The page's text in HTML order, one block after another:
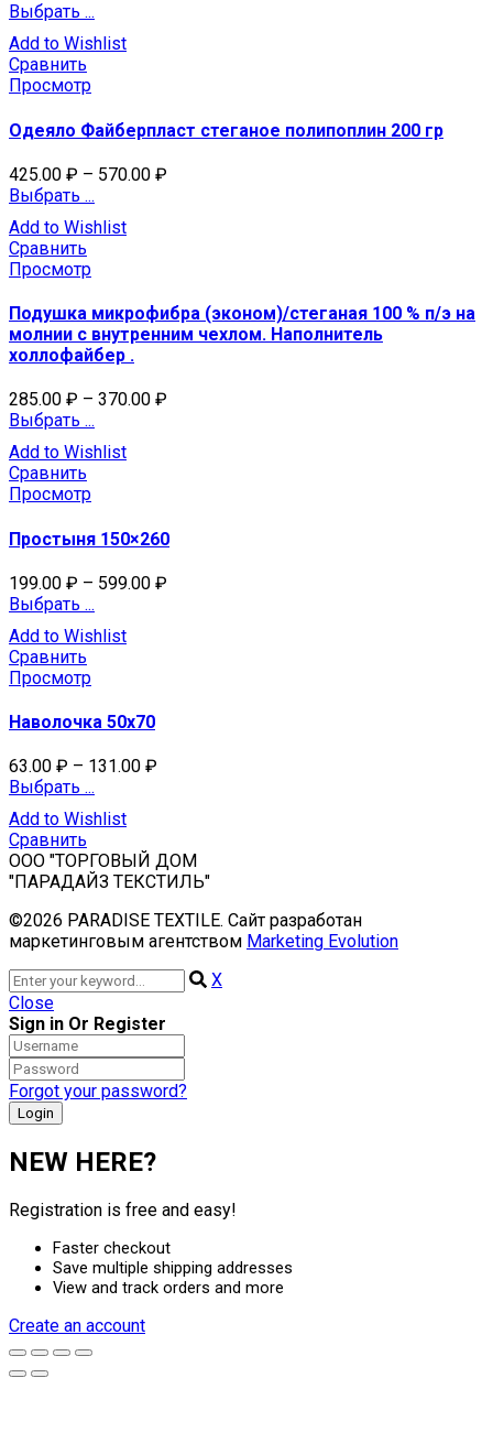
Выбрать ...
Add to Wishlist
Сравнить
Просмотр
Одеяло Файберпласт стеганое полипоплин 200 гр
425.00 ₽ – 570.00 ₽
Выбрать ...
Add to Wishlist
Сравнить
Просмотр
Подушка микрофибра (эконом)/стеганая 100 % п/э на
молнии с внутренним чехлом. Наполнитель
холлофайбер .
285.00 ₽ – 370.00 ₽
Выбрать ...
Add to Wishlist
Сравнить
Просмотр
Простыня 150×260
199.00 ₽ – 599.00 ₽
Выбрать ...
Add to Wishlist
Сравнить
Просмотр
Наволочка 50х70
63.00 ₽ – 131.00 ₽
Выбрать ...
Add to Wishlist
Сравнить
ООО "ТОРГОВЫЙ ДОМ
"ПАРАДАЙЗ ТЕКСТИЛЬ"
©2026 PARADISE TEXTILE. Сайт разработан
маркетинговым агентством Marketing Evolution
X
Close
Sign in Or Register
Forgot your password?
NEW HERE?
Registration is free and easy!
Faster checkout
Save multiple shipping addresses
View and track orders and more
Create an account